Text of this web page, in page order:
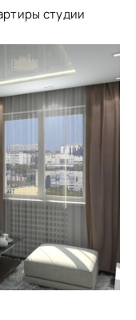
студии